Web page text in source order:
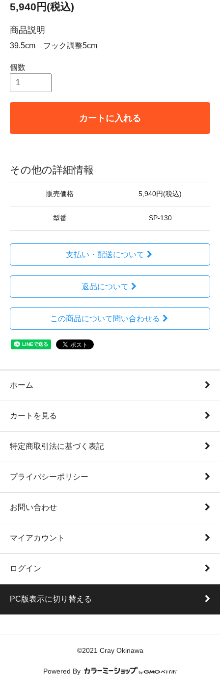
5,940円(税込)
商品説明
39.5cm フック調整5cm
個数
カートに入れる
その他の詳細情報
販売価格 5,940円(税込)
型番 SP-130
支払い・配送について
返品について
この商品について問い合わせる
ホーム
カートを見る
特定商取引法に基づく表記
プライバシーポリシー
お問い合わせ
マイアカウント
ログイン
PC版表示に切り替える
©2021 Cray Okinawa
Powered By